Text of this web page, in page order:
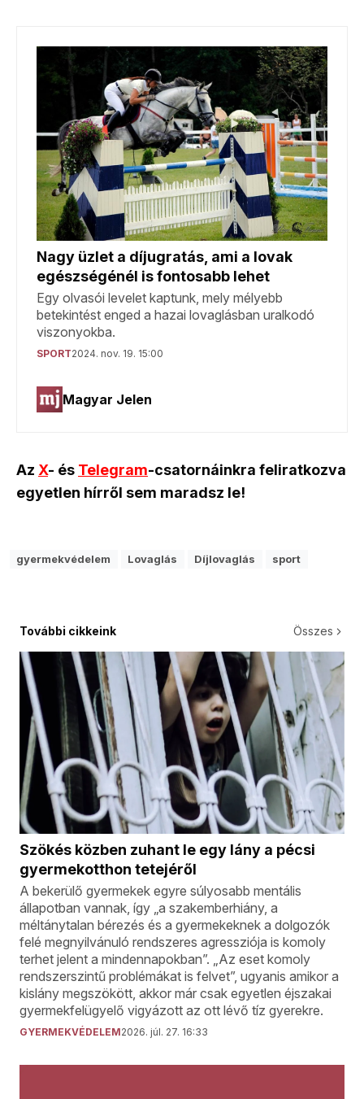
Az X- és Telegram-csatornáinkra feliratkozva
egyetlen hírről sem maradsz le!
gyermekvédelem Lovaglás Díjlovaglás sport
További cikkeink Összes
Szökés közben zuhant le egy lány a pécsi
gyermekotthon tetejéről
A bekerülő gyermekek egyre súlyosabb mentális
állapotban vannak, így „a szakemberhiány, a
méltánytalan bérezés és a gyermekeknek a dolgozók
felé megnyilvánuló rendszeres agressziója is komoly
terhet jelent a mindennapokban”. „Az eset komoly
rendszerszintű problémákat is felvet”, ugyanis amikor a
kislány megszökött, akkor már csak egyetlen éjszakai
gyermekfelügyelő vigyázott az ott lévő tíz gyerekre.
GYERMEKVÉDELEM2026. júl. 27. 16:33